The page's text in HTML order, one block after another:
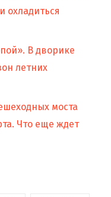
охладиться
В дворике
летних
моста
Что еще ждет